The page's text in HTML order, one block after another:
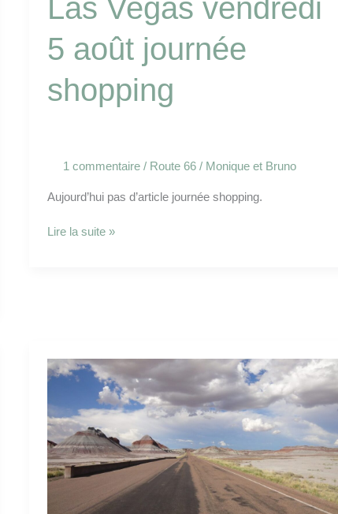
Las Vegas vendredi
5 août journée
shopping
1 commentaire / Route 66/ Monique et Bruno
Aujourd’hui pas d’article journée shopping.
Lire la suite »
Sur
la
de
Flagstaff
mardi
2
août